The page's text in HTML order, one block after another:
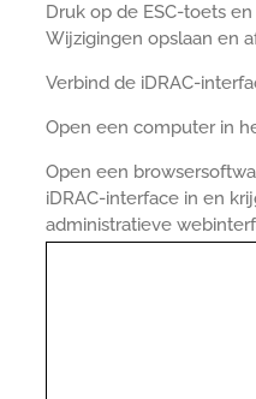
Druk op de ESC-toets
Wijzigingen opslaan en
Verbind de iDRAC-
Open een computer in
Open een
iDRAC-interface in en
administratieve